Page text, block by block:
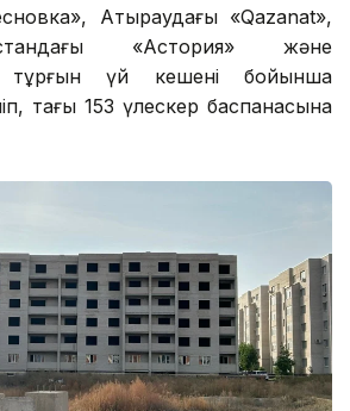
Атыраудағы «Qazanat»,
«Астория» және
тұрғын үй кешені бойынша
тағы 153 үлескер баспанасына